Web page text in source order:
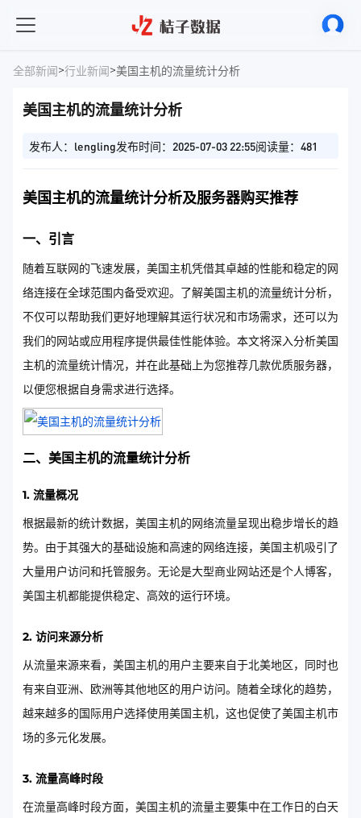
全部新闻>行业新闻>美国主机的流量统计分析​
美国主机的流量统计分析​
发布人：lengling发布时间：2025-07-03 22:55阅读量：481
美国主机的流量统计分析及服务器购买推荐
一、引言
随着互联网的飞速发展，美国主机凭借其卓越的性能和稳定的网
络连接在全球范围内备受欢迎。了解美国主机的流量统计分析，
不仅可以帮助我们更好地理解其运行状况和市场需求，还可以为
我们的网站或应用程序提供最佳性能体验。本文将深入分析美国
主机的流量统计情况，并在此基础上为您推荐几款优质服务器，
以便您根据自身需求进行选择。
二、美国主机的流量统计分析
1. 流量概况
根据最新的统计数据，美国主机的网络流量呈现出稳步增长的趋
势。由于其强大的基础设施和高速的网络连接，美国主机吸引了
大量用户访问和托管服务。无论是大型商业网站还是个人博客，
美国主机都能提供稳定、高效的运行环境。
2. 访问来源分析
从流量来源来看，美国主机的用户主要来自于北美地区，同时也
有来自亚洲、欧洲等其他地区的用户访问。随着全球化的趋势，
越来越多的国际用户选择使用美国主机，这也促使了美国主机市
场的多元化发展。
3. 流量高峰时段
在流量高峰时段方面，美国主机的流量主要集中在工作日的白天